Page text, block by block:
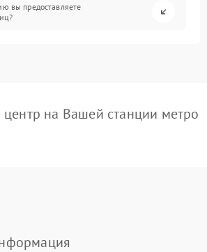
вы предоставляете
на Вашей станции метро